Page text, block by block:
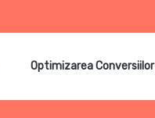
Optimizarea Conversiilor